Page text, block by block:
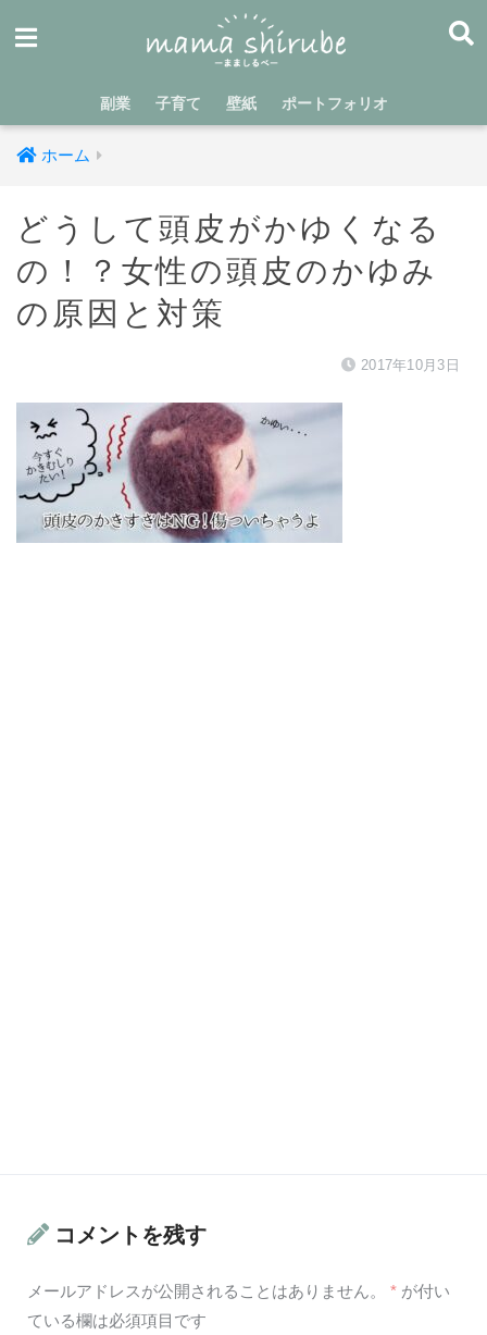
副業 子育て 壁紙 ポートフォリオ
ホーム
どうして頭皮がかゆくなる
の！？女性の頭皮のかゆみ
の原因と対策
2017年10月3日
コメントを残す
メールアドレスが公開されることはありません。 * が付い
ている欄は必須項目です